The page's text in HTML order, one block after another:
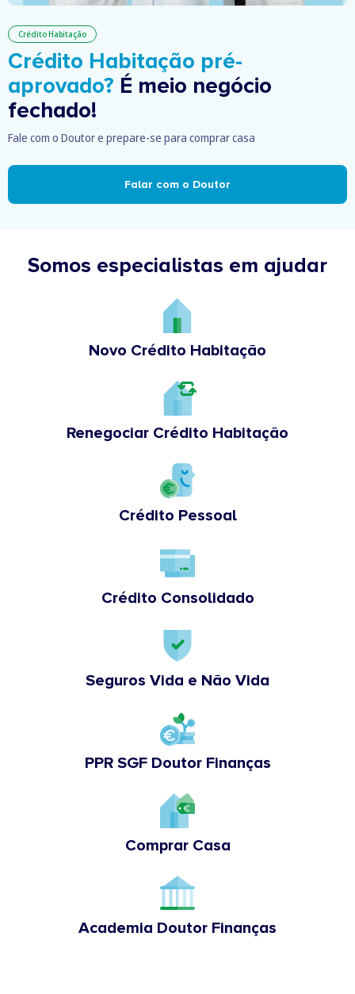
Crédito Habitação
Crédito Habitação pré-
aprovado? É meio negócio
fechado!
Fale com o Doutor e prepare-se para comprar casa
Falar com o Doutor
Somos especialistas em ajudar
Novo Crédito Habitação
Renegociar Crédito Habitação
Crédito Pessoal
Crédito Consolidado
Seguros Vida e Não Vida
PPR SGF Doutor Finanças
Comprar Casa
Academia Doutor Finanças